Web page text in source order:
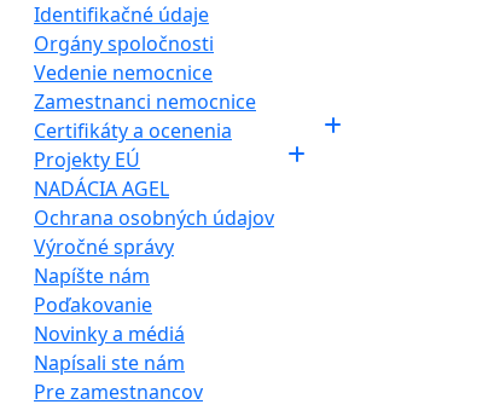
Identifikačné údaje
Orgány spoločnosti
Vedenie nemocnice
Zamestnanci nemocnice
Certifikáty a ocenenia
Projekty EÚ
NADÁCIA AGEL
Ochrana osobných údajov
Výročné správy
Napíšte nám
Poďakovanie
Novinky a médiá
Napísali ste nám
Pre zamestnancov